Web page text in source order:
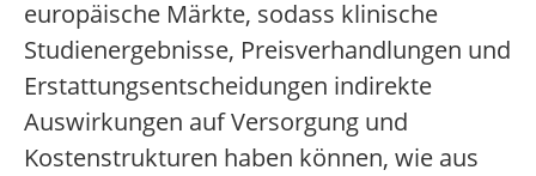
europäische Märkte, sodass klinische
Studienergebnisse, Preisverhandlungen und
Erstattungsentscheidungen indirekte
Auswirkungen auf Versorgung und
Kostenstrukturen haben können, wie aus